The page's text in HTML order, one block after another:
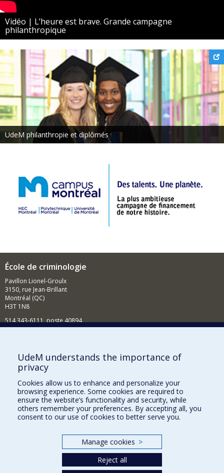
Vidéo | L’heure est brave. Grande campagne
philanthropique
UdeM philanthropie et diplômés
École de criminologie
Pavillon Lionel-Groulx
3150, rue Jean-Brillant
Montréal (QC)
H3T 1N8
514 343-6111, poste 40894
Comment soutenir l'École?
BESOIN D'AIDE?
Plan du site
Signaler une erreur
Accessibilité
Nos départements et écoles
UdeM understands the importance of
privacy
Cookies allow us to enhance and personalize your
browsing experience. Some cookies are required to
ensure the website’s functionality and security, while
others remember your preferences. By accepting all, you
consent to our use of cookies to better serve you.
Manage cookies >
Reject all